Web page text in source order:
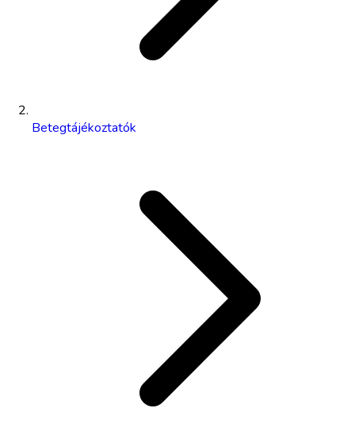
Betegtájékoztatók